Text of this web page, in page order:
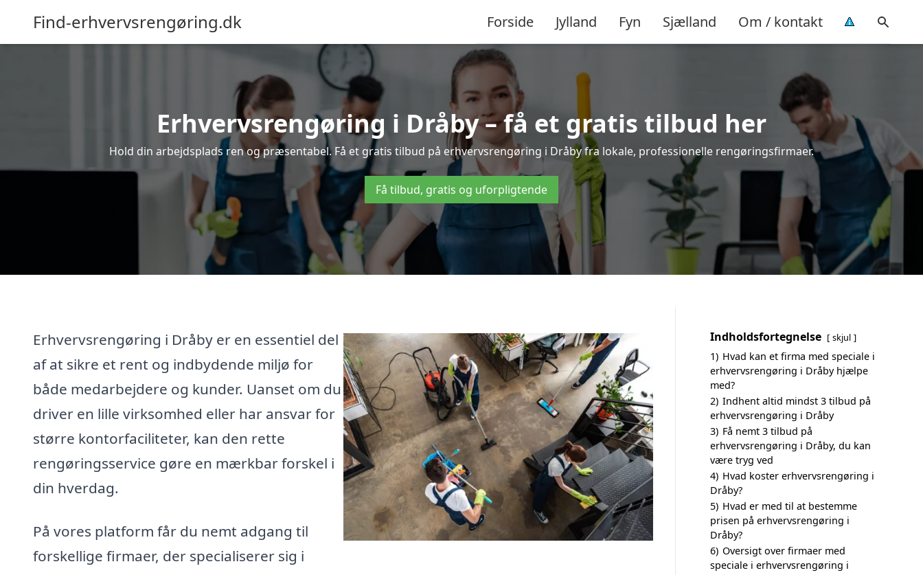
Find-erhvervsrengøring.dk Forside Jylland Fyn Sjælland Om / kontakt
Erhvervsrengøring i Dråby – få et gratis tilbud her
Hold din arbejdsplads ren og præsentabel. Få et gratis tilbud på erhvervsrengøring i Dråby fra lokale, professionelle rengøringsfirmaer.
Få tilbud, gratis og uforpligtende
Erhvervsrengøring i Dråby er en essentiel del
af at sikre et rent og indbydende miljø for
både medarbejdere og kunder. Uanset om du
driver en lille virksomhed eller har ansvar for
større kontorfaciliteter, kan den rette
rengøringsservice gøre en mærkbar forskel i
din hverdag.
På vores platform får du nemt adgang til
forskellige firmaer, der specialiserer sig i
Indholdsfortegnelse skjul
1) Hvad kan et firma med speciale i
erhvervsrengøring i Dråby hjælpe
med?
2) Indhent altid mindst 3 tilbud på
erhvervsrengøring i Dråby
3) Få nemt 3 tilbud på
erhvervsrengøring i Dråby, du kan
være tryg ved
4) Hvad koster erhvervsrengøring i
Dråby?
5) Hvad er med til at bestemme
prisen på erhvervsrengøring i
Dråby?
6) Oversigt over firmaer med
speciale i erhvervsrengøring i